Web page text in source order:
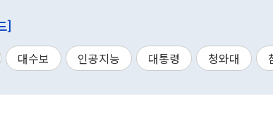
]
대수보 인공지능 대통령 청와대